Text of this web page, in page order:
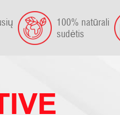
100% natūrali
sudėtis